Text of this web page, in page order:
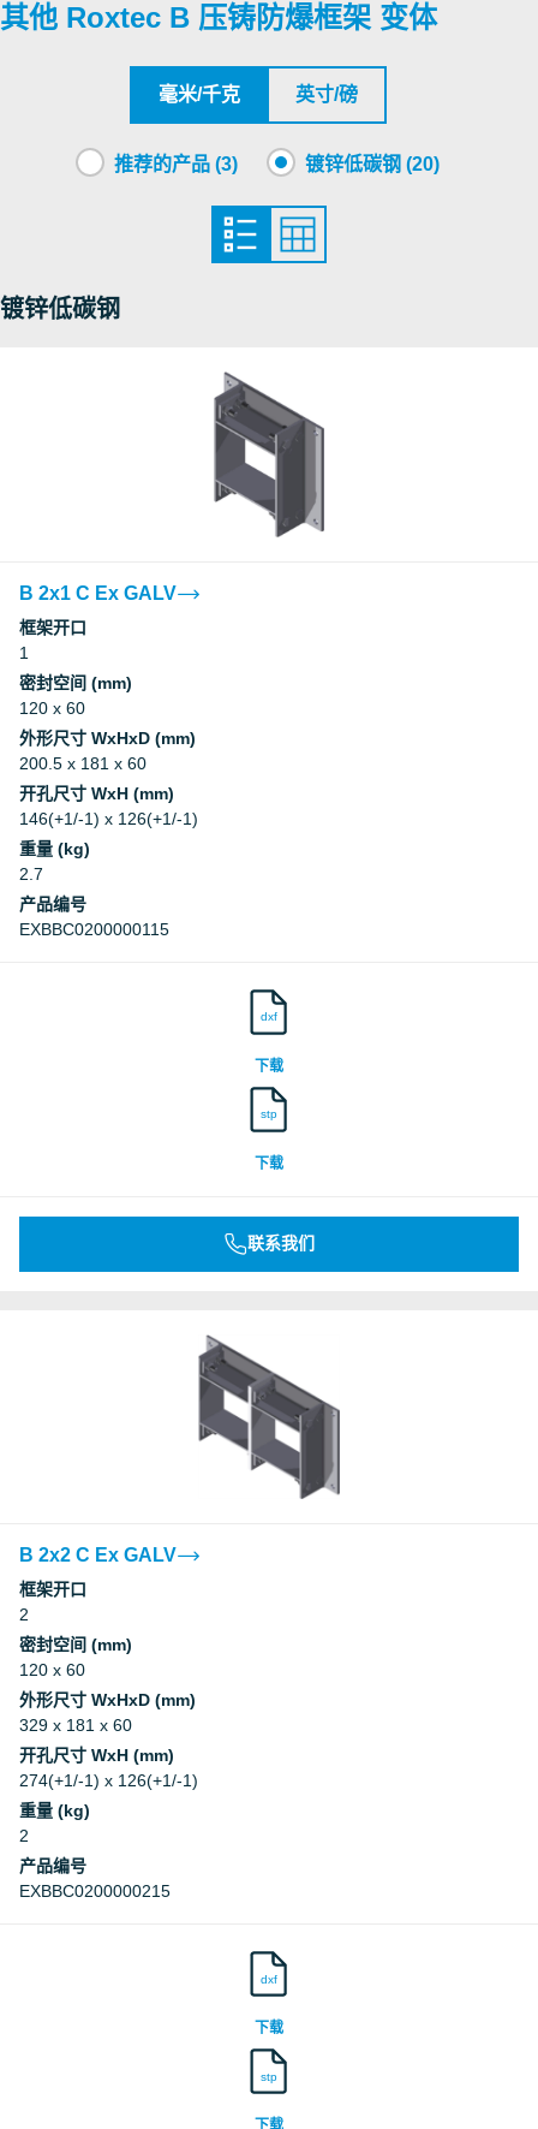
CSA
Roxtec International AB
Nemko
Nemko
其他 Roxtec B 压铸防爆框架 变体
毫米/千克 英寸/磅
推荐的产品 (3) 镀锌低碳钢 (20)
镀锌低碳钢
B 2x1 C Ex GALV
框架开口
1
密封空间 (mm)
120 x 60
外形尺寸 WxHxD (mm)
200.5 x 181 x 60
开孔尺寸 WxH (mm)
146(+1/-1) x 126(+1/-1)
重量 (kg)
2.7
产品编号
EXBBC0200000115
dxf
下载
stp
下载
联系我们
B 2x2 C Ex GALV
框架开口
2
密封空间 (mm)
120 x 60
外形尺寸 WxHxD (mm)
329 x 181 x 60
开孔尺寸 WxH (mm)
274(+1/-1) x 126(+1/-1)
重量 (kg)
2
产品编号
EXBBC0200000215
dxf
下载
stp
下载